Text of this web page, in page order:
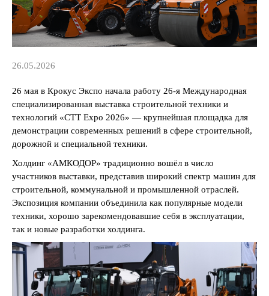
26.05.2026
26 мая в Крокус Экспо начала работу 26-я Международная
специализированная выставка строительной техники и
технологий «СТТ Expo 2026» — крупнейшая площадка для
демонстрации современных решений в сфере строительной,
дорожной и специальной техники.
Холдинг «АМКОДОР» традиционно вошёл в число
участников выставки, представив широкий спектр машин для
строительной, коммунальной и промышленной отраслей.
Экспозиция компании объединила как популярные модели
техники, хорошо зарекомендовавшие себя в эксплуатации,
так и новые разработки холдинга.